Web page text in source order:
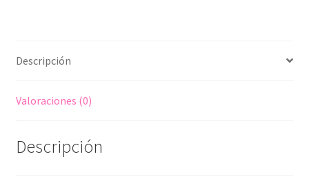
Descripción
Valoraciones (0)
Descripción